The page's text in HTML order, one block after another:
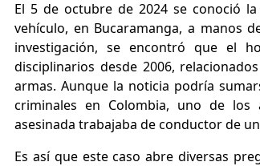
El 5 de octubre de 2024 se conoció
vehículo, en Bucaramanga, a manos
investigación, se encontró que el
disciplinarios desde 2006,
armas. Aunque la noticia podría
criminales en Colombia, uno de
asesinada trabajaba de conductor de
Es así que este caso abre diversas